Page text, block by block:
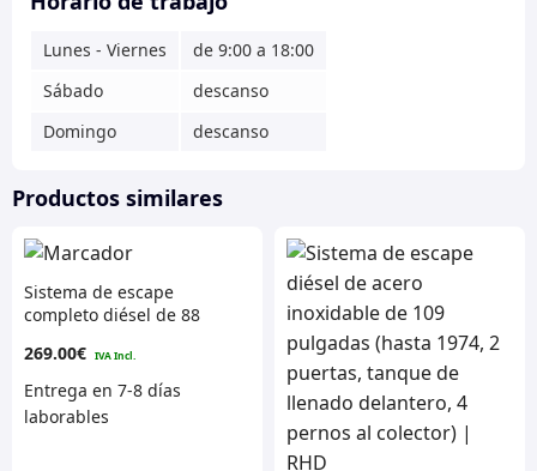
Lunes - Viernes
de 9:00 a 18:00
Sábado
descanso
Domingo
descanso
Productos similares
Sistema de escape
completo diésel de 88
colector) – Volante a la
izquierda
269.00€